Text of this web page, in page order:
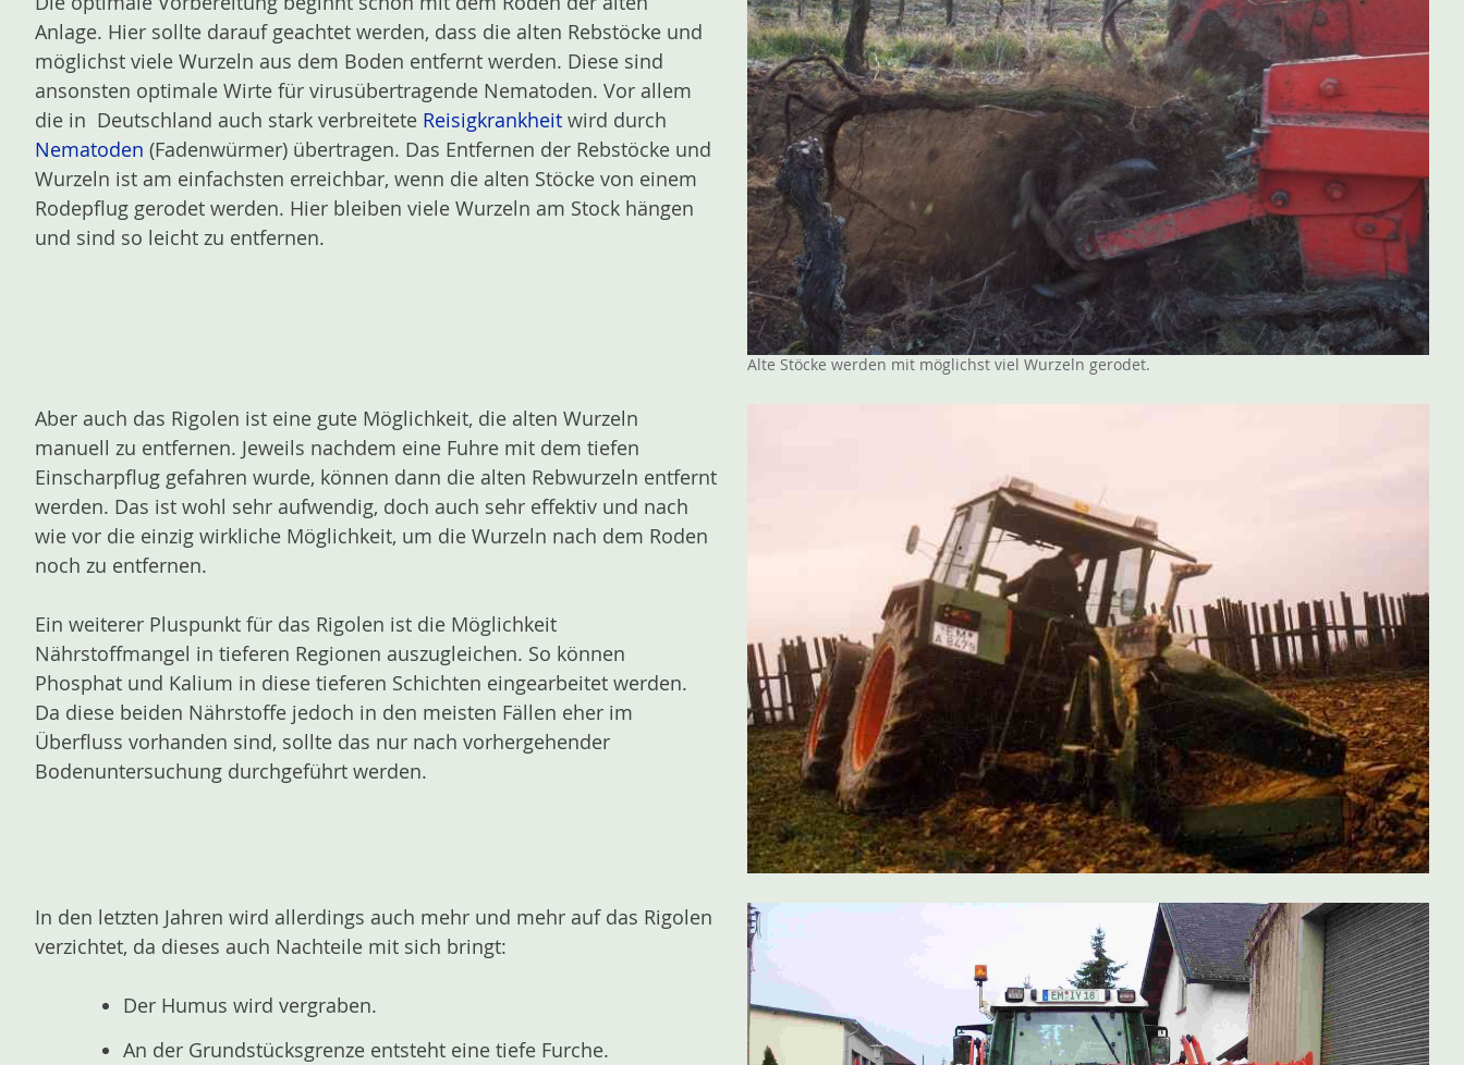
Alte Stöcke werden mit möglichst viel Wurzeln gerodet.
Anlage. Hier sollte darauf geachtet werden, dass die alten Rebstöcke und
möglichst viele Wurzeln aus dem Boden entfernt werden. Diese sind
ansonsten optimale Wirte für virusübertragende Nematoden. Vor allem
die in Deutschland auch stark verbreitete Reisigkrankheit wird durch
Nematoden (Fadenwürmer) übertragen. Das Entfernen der Rebstöcke und
Wurzeln ist am einfachsten erreichbar, wenn die alten Stöcke von einem
Rodepflug gerodet werden. Hier bleiben viele Wurzeln am Stock hängen
und sind so leicht zu entfernen.
Aber auch das Rigolen ist eine gute Möglichkeit, die alten Wurzeln
manuell zu entfernen. Jeweils nachdem eine Fuhre mit dem tiefen
Einscharpflug gefahren wurde, können dann die alten Rebwurzeln entfernt
werden. Das ist wohl sehr aufwendig, doch auch sehr effektiv und nach
wie vor die einzig wirkliche Möglichkeit, um die Wurzeln nach dem Roden
noch zu entfernen.
Ein weiterer Pluspunkt für das Rigolen ist die Möglichkeit
Nährstoffmangel in tieferen Regionen auszugleichen. So können
Phosphat und Kalium in diese tieferen Schichten eingearbeitet werden.
Da diese beiden Nährstoffe jedoch in den meisten Fällen eher im
Überfluss vorhanden sind, sollte das nur nach vorhergehender
Bodenuntersuchung durchgeführt werden.
In den letzten Jahren wird allerdings auch mehr und mehr auf das Rigolen
verzichtet, da dieses auch Nachteile mit sich bringt:
Der Humus wird vergraben.
An der Grundstücksgrenze entsteht eine tiefe Furche.